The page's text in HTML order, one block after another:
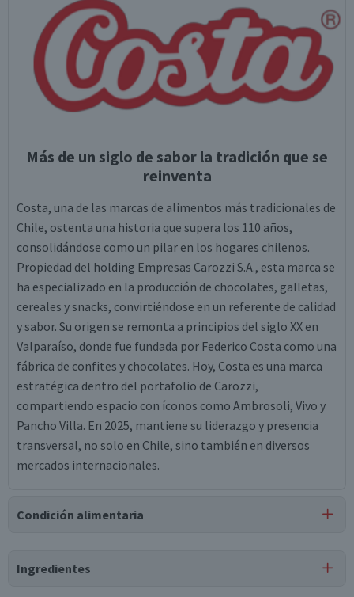
Más de un siglo de sabor la tradición que se
reinventa
Costa, una de las marcas de alimentos más tradicionales de
Chile, ostenta una historia que supera los 110 años,
consolidándose como un pilar en los hogares chilenos.
Propiedad del holding Empresas Carozzi S.A., esta marca se
ha especializado en la producción de chocolates, galletas,
cereales y snacks, convirtiéndose en un referente de calidad
y sabor. Su origen se remonta a principios del siglo XX en
Valparaíso, donde fue fundada por Federico Costa como una
fábrica de confites y chocolates. Hoy, Costa es una marca
estratégica dentro del portafolio de Carozzi,
compartiendo espacio con íconos como Ambrosoli, Vivo y
Pancho Villa. En 2025, mantiene su liderazgo y presencia
transversal, no solo en Chile, sino también en diversos
mercados internacionales.
Condición alimentaria
Ingredientes